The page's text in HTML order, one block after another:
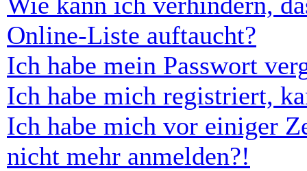
Online-Liste auftaucht?
Ich habe mein Passwort
Ich habe mich registriert,
Ich habe mich vor einiger
nicht mehr anmelden?!